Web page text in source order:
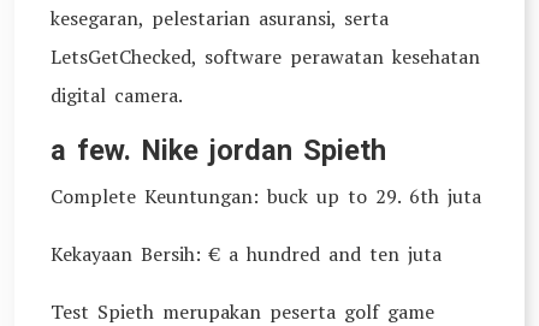
kesegaran, pelestarian asuransi, serta
LetsGetChecked, software perawatan kesehatan
digital camera.
a few. Nike jordan Spieth
Complete Keuntungan: buck up to 29. 6th juta
Kekayaan Bersih: € a hundred and ten juta
Test Spieth merupakan peserta golf game